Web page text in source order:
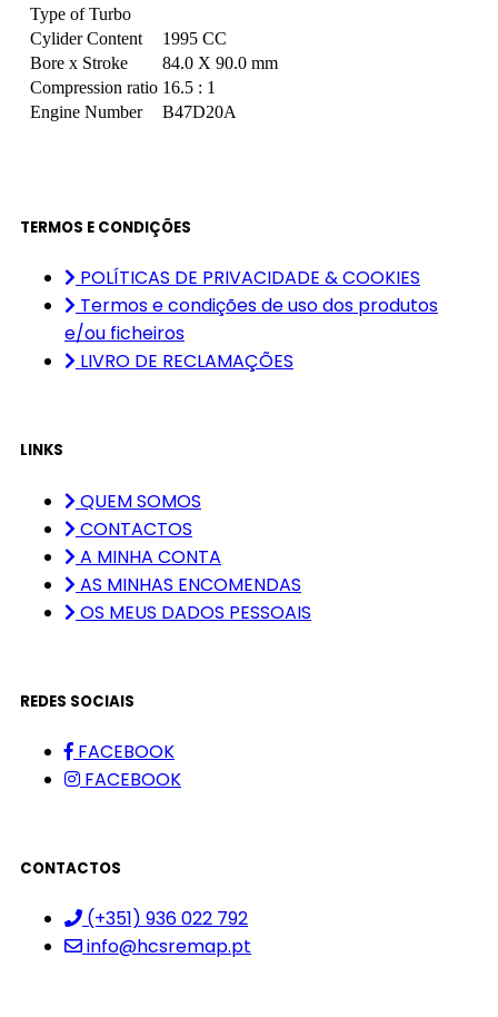
Type of Turbo
Cylider Content
1995 CC
Bore x Stroke
84.0 X 90.0 mm
Compression ratio 16.5 : 1
Engine Number
B47D20A
TERMOS E CONDIÇÕES
POLÍTICAS DE PRIVACIDADE & COOKIES
Termos e condições de uso dos produtos
e/ou ficheiros
LIVRO DE RECLAMAÇÕES
LINKS
QUEM SOMOS
CONTACTOS
A MINHA CONTA
AS MINHAS ENCOMENDAS
OS MEUS DADOS PESSOAIS
REDES SOCIAIS
FACEBOOK
FACEBOOK
CONTACTOS
(+351) 936 022 792
info@hcsremap.pt